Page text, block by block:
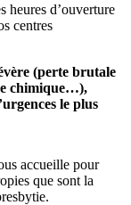
heures d’ouverture
centres
(perte brutale
chimique…),
le plus
accueille pour
que sont la